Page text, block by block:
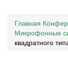
Главная
Микрофонные
квадратного